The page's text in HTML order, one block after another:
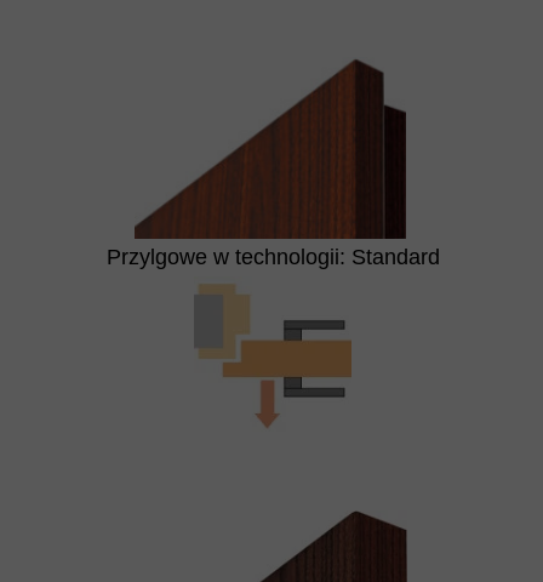
Przylgowe w technologii: Standard